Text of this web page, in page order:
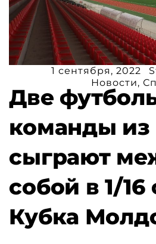
1 сентября, 2022
Новости,
Две
команды из
сыграют
собой в 1/
Кубка